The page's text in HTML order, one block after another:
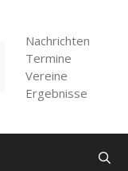
Nachrichten
Termine
Vereine
Ergebnisse